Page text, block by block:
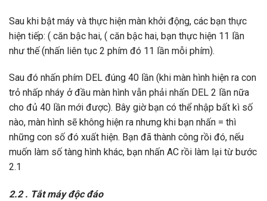
Sau khi bật máy và thực hiện màn khởi động, các bạn thực
hiện tiếp: ( căn bậc hai, ( căn bậc hai, bạn thực hiện 11 lần
như thế (nhấn liên tục 2 phím đó 11 lần mỗi phím).
Sau đó nhấn phím DEL đúng 40 lần (khi màn hình hiện ra con
trỏ nhấp nháy ở đầu màn hình vẫn phải nhấn DEL 2 lần nữa
cho đủ 40 lần mới được). Bây giờ bạn có thể nhập bất kì số
nào, màn hình sẽ không hiện ra nhưng khi bạn nhấn = thì
những con số đó xuất hiện. Bạn đã thành công rồi đó, nếu
muốn làm số tàng hình khác, bạn nhấn AC rồi làm lại từ bước
2.1
2.2 . Tắt máy độc đáo